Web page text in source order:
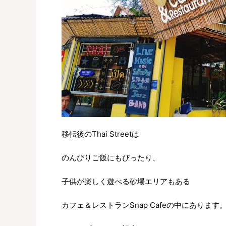
移転後のThai Streetは
のんびりご飯にもぴったり、
子供が楽しく遊べる砂場エリアもある
カフェ＆レストランSnap Cafeの中にあります